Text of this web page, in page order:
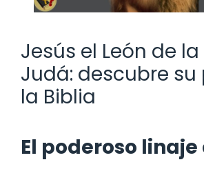
Jesús el León de
Judá: descubre su
la Biblia
El poderoso